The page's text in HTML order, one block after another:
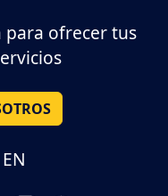
para ofrecer tus